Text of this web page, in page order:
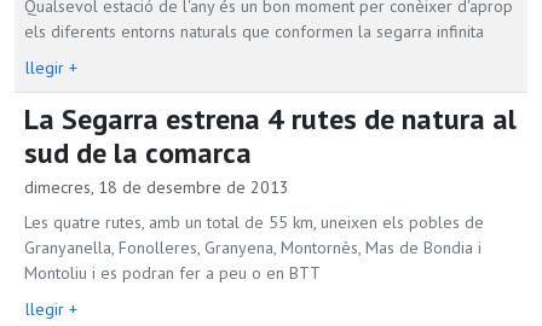
Qualsevol estació de l'any és un bon moment per conèixer d'aprop
els diferents entorns naturals que conformen la segarra infinita
llegir +
La Segarra estrena 4 rutes de natura al
sud de la comarca
dimecres, 18 de desembre de 2013
Les quatre rutes, amb un total de 55 km, uneixen els pobles de
Granyanella, Fonolleres, Granyena, Montornès, Mas de Bondia i
Montoliu i es podran fer a peu o en BTT
llegir +